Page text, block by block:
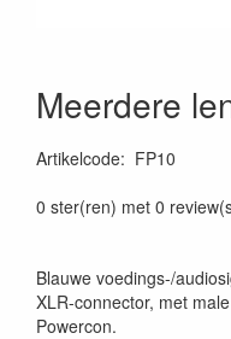
Meerdere
Artikelcode: FP10
0 ster(ren) met 0
Blauwe voedings-/
XLR-connector, met
Powercon.